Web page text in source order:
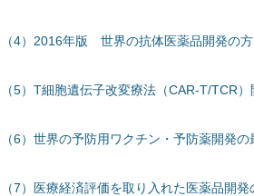
（4）2016年版 世界の抗体医薬品開発の
（5）T細胞遺伝子改変療法（CAR-T/TCR
（6）世界の予防用ワクチン・予防薬開発
（7）医療経済評価を取り入れた医薬品開